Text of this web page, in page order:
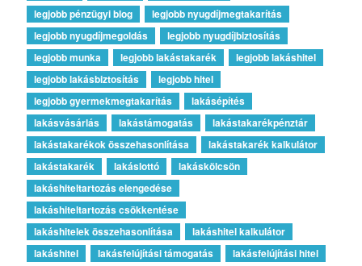
legjobb pénzügyi blog
legjobb nyugdíjmegtakarítás
legjobb nyugdíjmegoldás
legjobb nyugdíjbiztosítás
legjobb munka
legjobb lakástakarék
legjobb lakáshitel
legjobb lakásbiztosítás
legjobb hitel
legjobb gyermekmegtakarítás
lakásépítés
lakásvásárlás
lakástámogatás
lakástakarékpénztár
lakástakarékok összehasonlítása
lakástakarék kalkulátor
lakástakarék
lakáslottó
lakáskölcsön
lakáshiteltartozás elengedése
lakáshiteltartozás csökkentése
lakáshitelek összehasonlítása
lakáshitel kalkulátor
lakáshitel
lakásfelújítási támogatás
lakásfelújítási hitel